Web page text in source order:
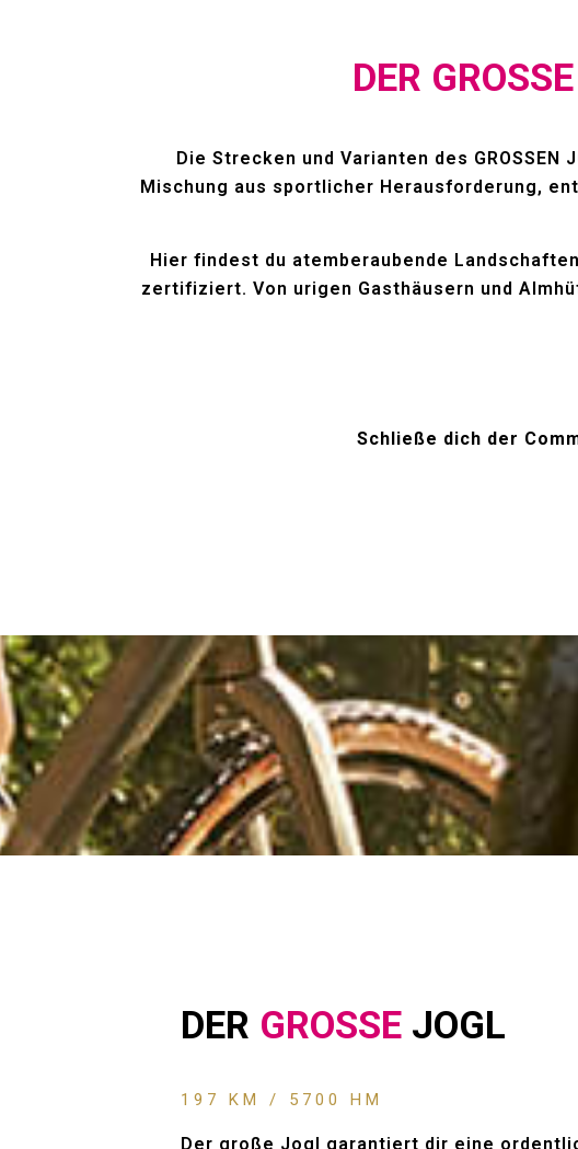
DER
Die Strecken und Varianten des
Mischung aus sportlicher Herausforderung,
Hier findest du atemberaubende
zertifiziert. Von urigen Gasthäusern und
Schließe dich der
DER GROSSE JOGL
197 KM / 5700 HM
Der große Jogl garantiert dir eine